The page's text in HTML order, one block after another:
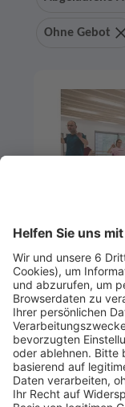
Ohne Gebot
Artikel-ID:
Hip-Hop-
The